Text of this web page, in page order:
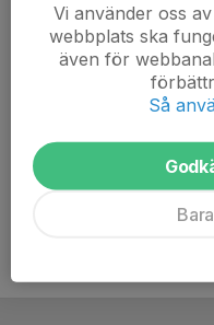
Om man kommer med
Biltema, annars är
Träningen passar
Nybörjare/rutinerad
Vi använder oss
webbplats ska
även för
Så